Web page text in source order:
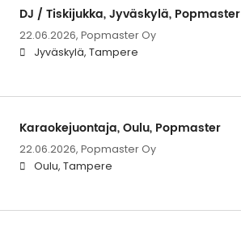
DJ / Tiskijukka, Jyväskylä, Popmaster
22.06.2026, Popmaster Oy
Jyväskylä, Tampere
Karaokejuontaja, Oulu, Popmaster
22.06.2026, Popmaster Oy
Oulu, Tampere